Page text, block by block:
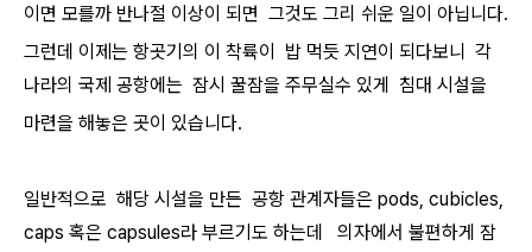
이면 모를까 반나절 이상이 되면 그것도 그리 쉬운 일이 아닙니다.
그런데 이제는 항곳기의 이 착륙이 밥 먹듯 지연이 되다보니 각
나라의 국제 공항에는 잠시 꿀잠을 주무실수 있게 침대 시설을
마련을 해놓은 곳이 있습니다.
일반적으로 해당 시설을 만든 공항 관계자들은 pods, cubicles,
caps 혹은 capsules라 부르기도 하는데 의자에서 불편하게 잠